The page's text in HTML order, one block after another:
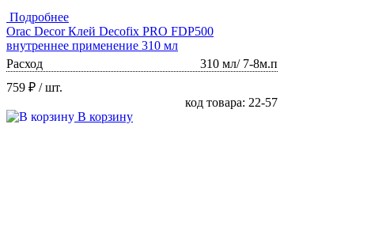
Подробнее
Orac Decor Клей Decofix PRO FDP500
внутреннее применение 310 мл
Расход
310 мл/ 7-8м.п
759 ₽ / шт.
код товара: 22-57
В корзину